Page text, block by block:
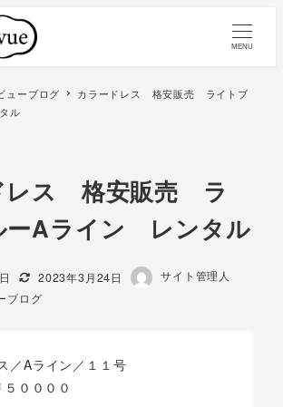
MENU
ューブログ
カラードレス 格安販売 ライトブ
ル
レス 格安販売 ラ
ーAライン レンタル
更新日
2023年3月24日
著
サイト管理人
ブログ
／Aライン／１１号
００００